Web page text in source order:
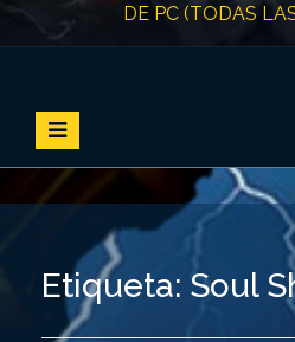
DE PC (TODAS
Etiqueta: Soul